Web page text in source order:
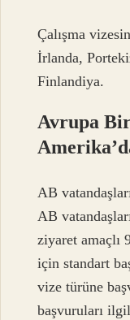
Çalışma
İrlanda,
Finlandiya.
Avrupa
AB
AB
ziyaret amaçlı
için standart
vize türüne
başvuruları